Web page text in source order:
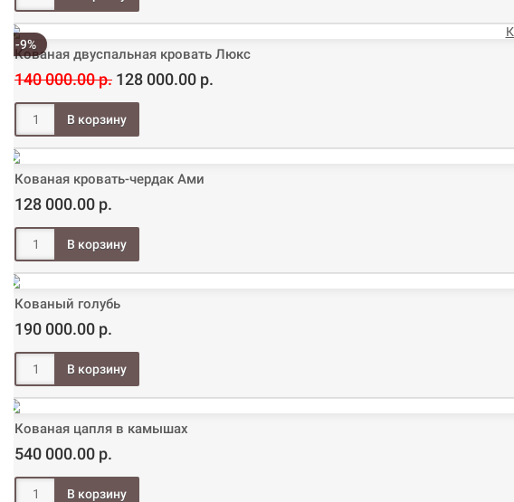
-9%
Кованая двуспальная кровать Люкс
140 000.00 р. 128 000.00 р.
Кованая кровать-чердак Ами
128 000.00 р.
Кованый голубь
190 000.00 р.
Кованая цапля в камышах
540 000.00 р.